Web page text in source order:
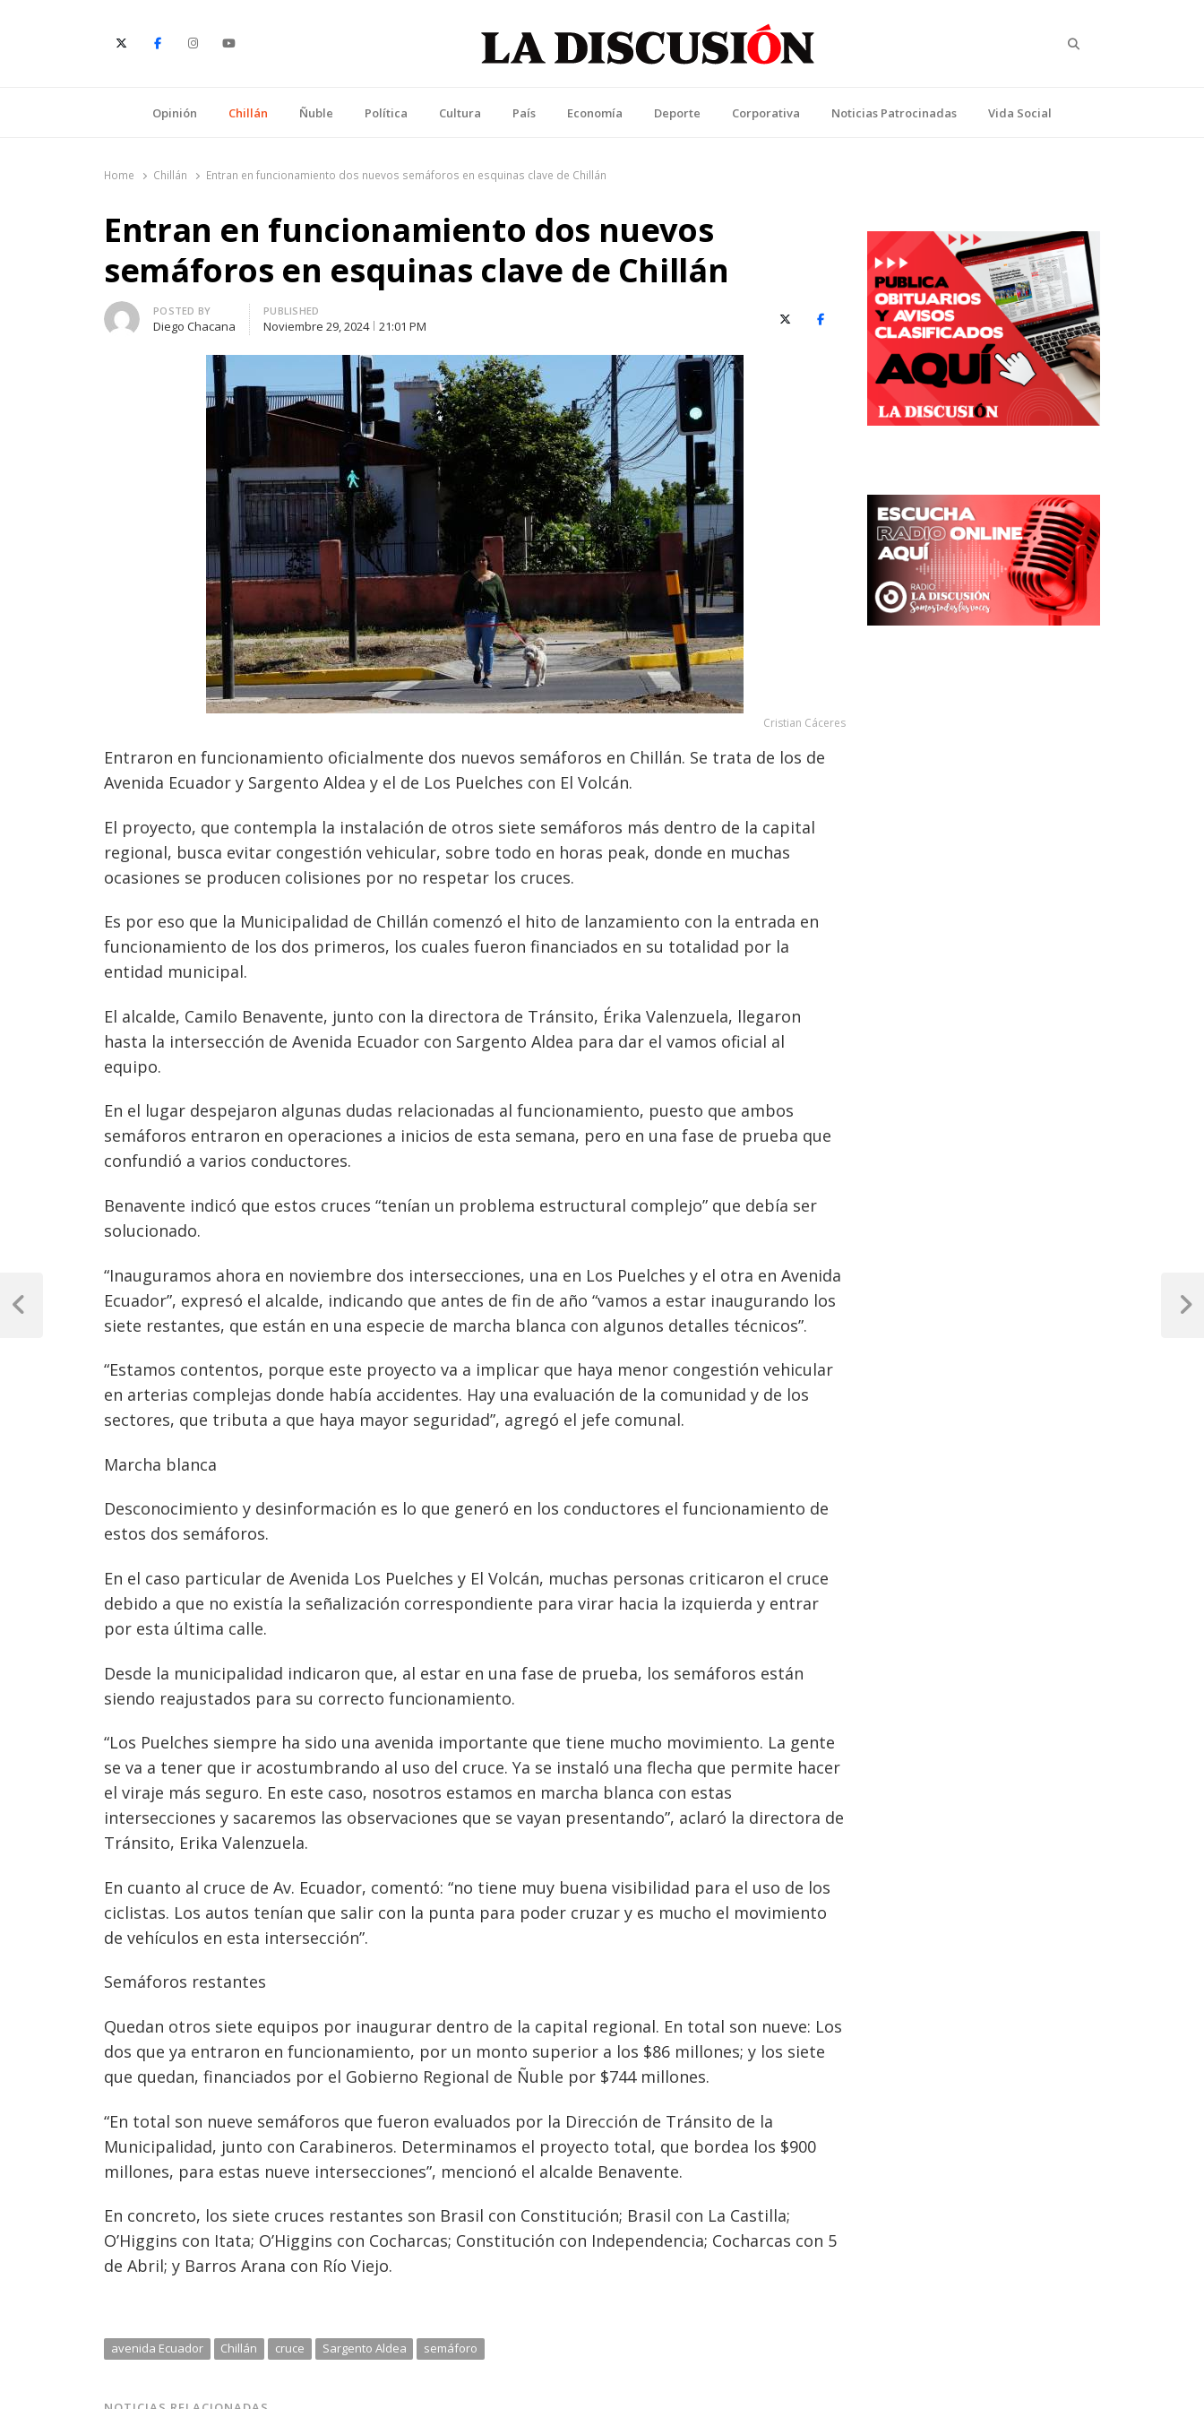
Opinión Chillán Ñuble Política Cultura País Economía Deporte Corporativa Noticias Patrocinadas Vida Social
Home Chillán Entran en funcionamiento dos nuevos semáforos en esquinas clave de Chillán
Entran en funcionamiento dos nuevos
semáforos en esquinas clave de Chillán
Author
POSTED BY
Diego Chacana
PUBLISHED
Noviembre 29, 2024 21:01 PM X (Twitter)Facebook
Cristian Cáceres
Entraron en funcionamiento oficialmente dos nuevos semáforos en Chillán. Se trata de los de
Avenida Ecuador y Sargento Aldea y el de Los Puelches con El Volcán.
El proyecto, que contempla la instalación de otros siete semáforos más dentro de la capital
regional, busca evitar congestión vehicular, sobre todo en horas peak, donde en muchas
ocasiones se producen colisiones por no respetar los cruces.
Es por eso que la Municipalidad de Chillán comenzó el hito de lanzamiento con la entrada en
funcionamiento de los dos primeros, los cuales fueron financiados en su totalidad por la
entidad municipal.
El alcalde, Camilo Benavente, junto con la directora de Tránsito, Érika Valenzuela, llegaron
hasta la intersección de Avenida Ecuador con Sargento Aldea para dar el vamos oficial al
equipo.
En el lugar despejaron algunas dudas relacionadas al funcionamiento, puesto que ambos
semáforos entraron en operaciones a inicios de esta semana, pero en una fase de prueba que
confundió a varios conductores.
Benavente indicó que estos cruces “tenían un problema estructural complejo” que debía ser
solucionado.
“Inauguramos ahora en noviembre dos intersecciones, una en Los Puelches y el otra en Avenida
Ecuador”, expresó el alcalde, indicando que antes de fin de año “vamos a estar inaugurando los
siete restantes, que están en una especie de marcha blanca con algunos detalles técnicos”.
“Estamos contentos, porque este proyecto va a implicar que haya menor congestión vehicular
en arterias complejas donde había accidentes. Hay una evaluación de la comunidad y de los
sectores, que tributa a que haya mayor seguridad”, agregó el jefe comunal.
Marcha blanca
Desconocimiento y desinformación es lo que generó en los conductores el funcionamiento de
estos dos semáforos.
En el caso particular de Avenida Los Puelches y El Volcán, muchas personas criticaron el cruce
debido a que no existía la señalización correspondiente para virar hacia la izquierda y entrar
por esta última calle.
Desde la municipalidad indicaron que, al estar en una fase de prueba, los semáforos están
siendo reajustados para su correcto funcionamiento.
“Los Puelches siempre ha sido una avenida importante que tiene mucho movimiento. La gente
se va a tener que ir acostumbrando al uso del cruce. Ya se instaló una flecha que permite hacer
el viraje más seguro. En este caso, nosotros estamos en marcha blanca con estas
intersecciones y sacaremos las observaciones que se vayan presentando”, aclaró la directora de
Tránsito, Erika Valenzuela.
En cuanto al cruce de Av. Ecuador, comentó: “no tiene muy buena visibilidad para el uso de los
ciclistas. Los autos tenían que salir con la punta para poder cruzar y es mucho el movimiento
de vehículos en esta intersección”.
Semáforos restantes
Quedan otros siete equipos por inaugurar dentro de la capital regional. En total son nueve: Los
dos que ya entraron en funcionamiento, por un monto superior a los $86 millones; y los siete
que quedan, financiados por el Gobierno Regional de Ñuble por $744 millones.
“En total son nueve semáforos que fueron evaluados por la Dirección de Tránsito de la
Municipalidad, junto con Carabineros. Determinamos el proyecto total, que bordea los $900
millones, para estas nueve intersecciones”, mencionó el alcalde Benavente.
En concreto, los siete cruces restantes son Brasil con Constitución; Brasil con La Castilla;
O’Higgins con Itata; O’Higgins con Cocharcas; Constitución con Independencia; Cocharcas con 5
de Abril; y Barros Arana con Río Viejo.
avenida Ecuador Chillán cruce Sargento Aldea semáforo
Navegación
de
Previous
Next